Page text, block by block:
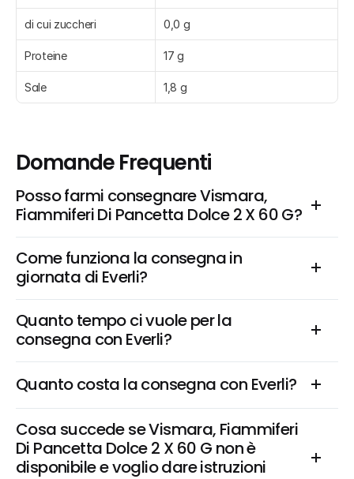
di cui zuccheri 0,0 g
Proteine 17 g
Sale 1,8 g
Domande Frequenti
Posso farmi consegnare Vismara,
Fiammiferi Di Pancetta Dolce 2 X 60 G?
Come funziona la consegna in
giornata di Everli?
Quanto tempo ci vuole per la
consegna con Everli?
Quanto costa la consegna con Everli?
Cosa succede se Vismara, Fiammiferi
Di Pancetta Dolce 2 X 60 G non è
disponibile e voglio dare istruzioni